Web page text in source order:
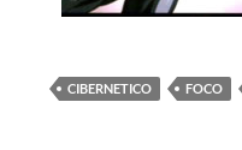
CIBERNETICO FOCO